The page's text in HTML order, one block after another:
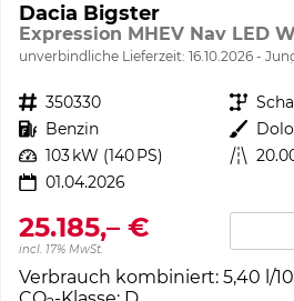
Dacia Bigster
Expression MHEV Nav LED
unverbindliche Lieferzeit: 16.10.2026
Fahrzeugnr. 350330 Getriebe
Kraftstoff Benzin Außenfarbe
Leistung 103 kW (140 PS) Kilometerstand
01.04.2026
25.185,– €
incl. 17% MwSt.
Verbrauch kombiniert: 5,40 l/